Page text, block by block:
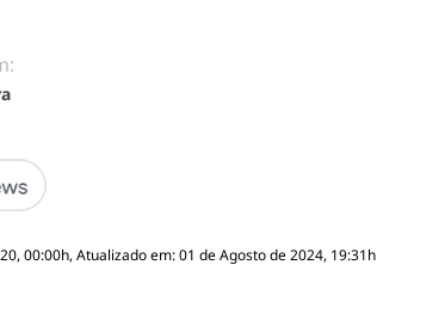
00:00h, Atualizado em: 01 de Agosto de 2024, 19:31h